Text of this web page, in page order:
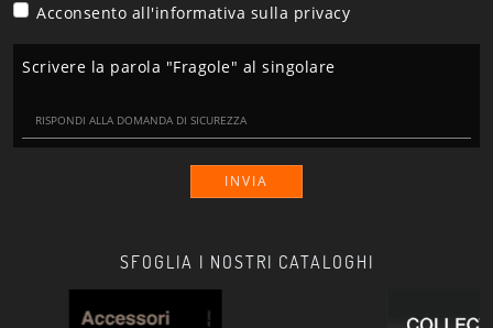
SFOGLIA I NOSTRI CATALOGHI
Acconsento all'informativa sulla privacy
Scrivere la parola "Fragole" al singolare
INVIA